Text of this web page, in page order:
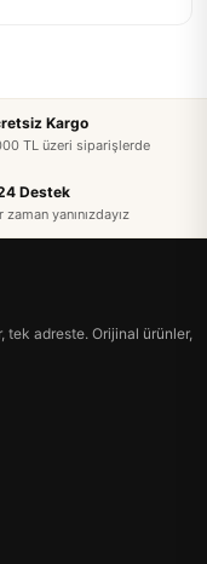
Kargo
TL üzeri siparişlerde
Destek
zaman yanınızdayız
adreste. Orijinal ürünler,